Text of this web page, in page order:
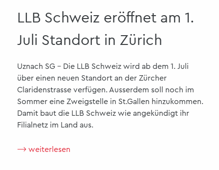
LLB Schweiz eröffnet am 1.
Juli Standort in Zürich
Uznach SG - Die LLB Schweiz wird ab dem 1. Juli
über einen neuen Standort an der Zürcher
Claridenstrasse verfügen. Ausserdem soll noch im
Sommer eine Zweigstelle in St.Gallen hinzukommen.
Damit baut die LLB Schweiz wie angekündigt ihr
Filialnetz im Land aus.
⟶ weiterlesen